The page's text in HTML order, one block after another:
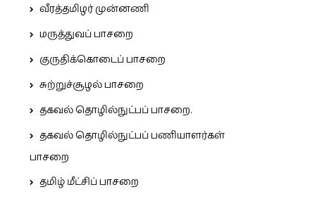
வீரத்தமிழர் முன்னணி
மருத்துவப் பாசறை
குருதிக்கொடைப் பாசறை
சுற்றுச்சூழல் பாசறை
தகவல் தொழில்நுட்பப் பாசறை.
தகவல் தொழில்நுட்பப் பணியாளர்கள்
பாசறை
தமிழ் மீட்சிப் பாசறை